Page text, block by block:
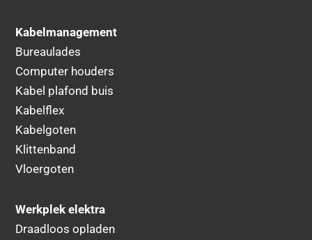
Kabelmanagement
Bureaulades
Computer houders
Kabel plafond buis
Kabelflex
Kabelgoten
Klittenband
Vloergoten
Werkplek elektra
Draadloos opladen